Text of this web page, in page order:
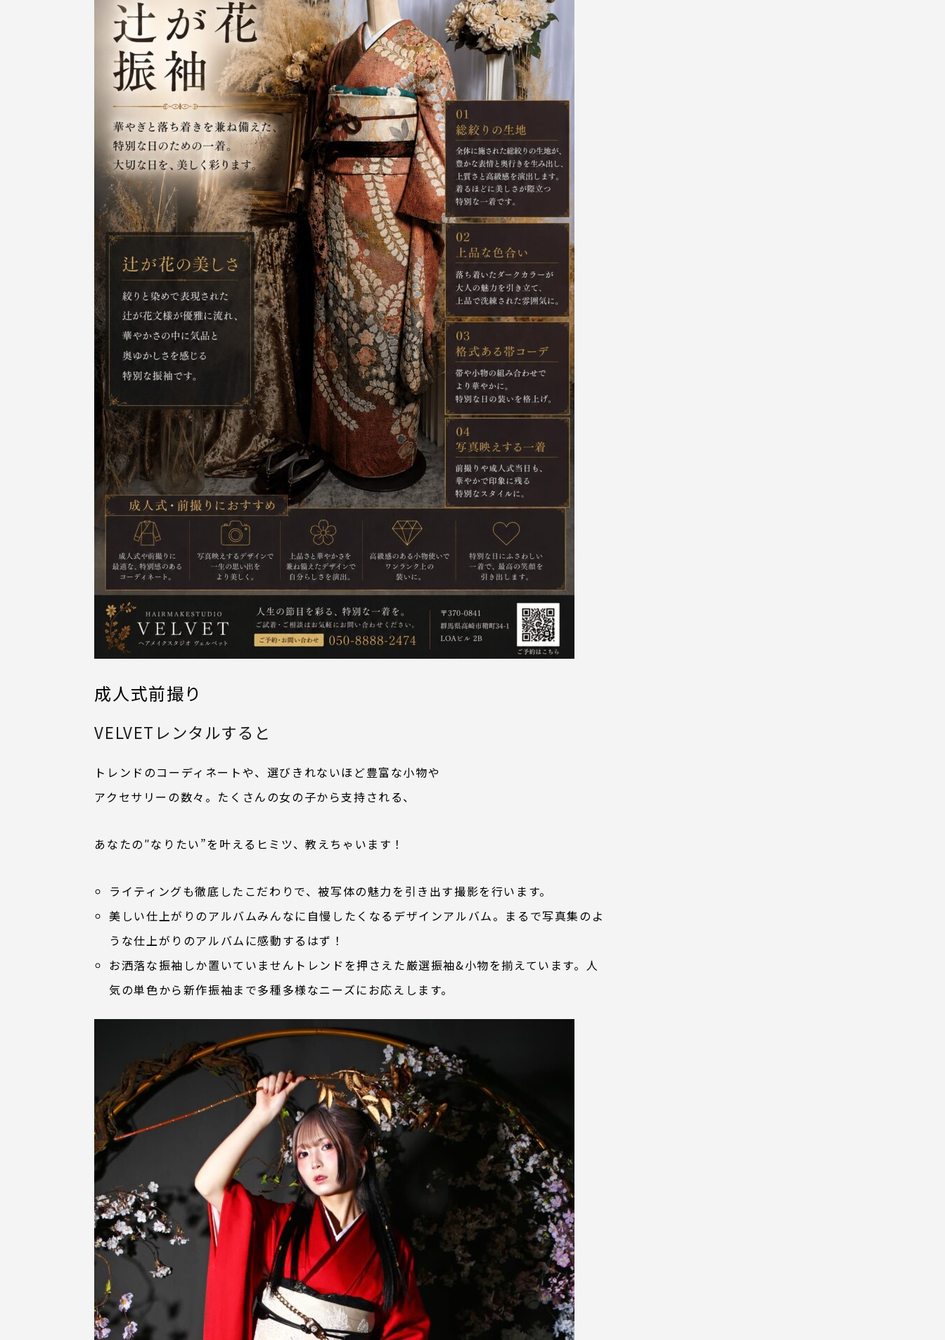
成人式前撮り
VELVETレンタルすると
トレンドのコーディネートや、選びきれないほど豊富な小物や
アクセサリーの数々。たくさんの女の子から支持される、
あなたの″なりたい”を叶えるヒミツ、教えちゃいます！
ライティングも徹底したこだわりで、被写体の魅力を引き出す撮影を行います。
美しい仕上がりのアルバムみんなに自慢したくなるデザインアルバム。まるで写真集のよ
うな仕上がりのアルバムに感動するはず！
お洒落な振袖しか置いていませんトレンドを押さえた厳選振袖&小物を揃えています。人
気の単色から新作振袖まで多種多様なニーズにお応えします。